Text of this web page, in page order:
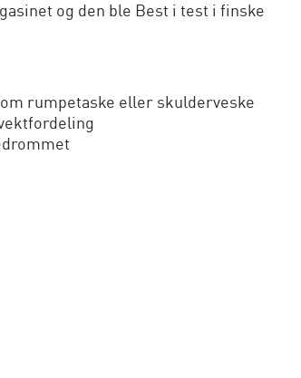
og den ble Best i test i finske
rumpetaske eller skulderveske